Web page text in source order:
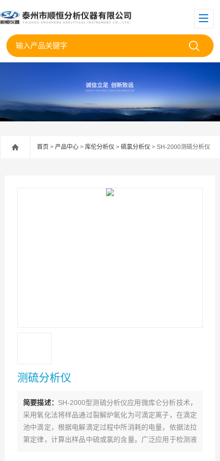
首页 > 产品中心 > 库伦分析仪 > 硫氯分析仪 > SH-2000测硫分析仪
测硫分析仪
简要描述： SH-2000型测硫分析仪应用微库仑分析技术，
采用氧化法将样品通过裂解炉氧化为可滴定离子，在滴定
池中滴定，根据电解滴定过程中所消耗的电量，依据法拉
第定律，计算出样品中硫或氯的含量。广泛应用于检测液